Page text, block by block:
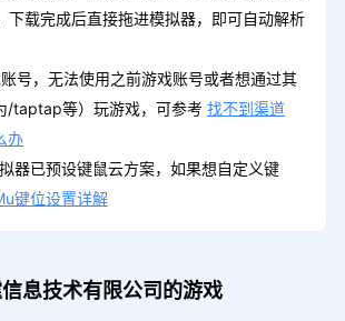
下载完成后直接拖进模拟器，即可自动解析
号，无法使用之前游戏账号或者想通过其
/taptap等）玩游戏，可参考 找不到渠道
办
器已预设键鼠云方案，如果想自定义键
键位设置详解
息技术有限公司的游戏